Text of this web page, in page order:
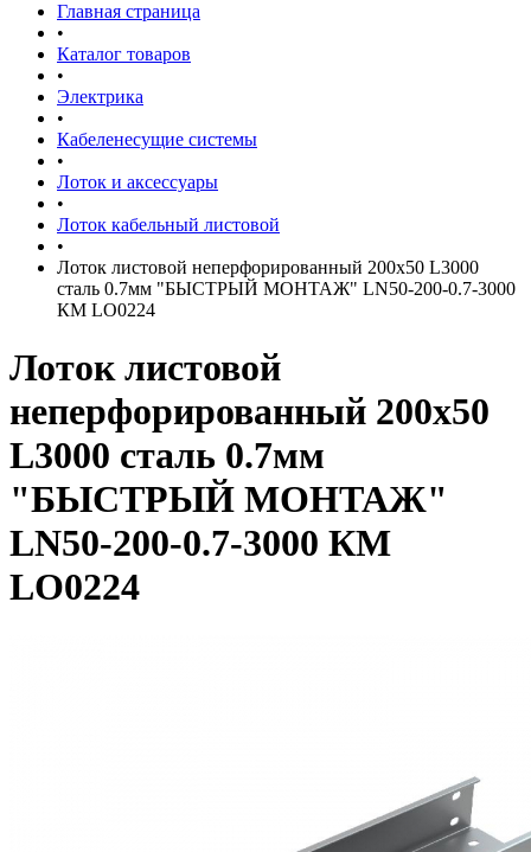
Главная страница
•
Каталог товаров
•
Электрика
•
Кабеленесущие системы
•
Лоток и аксессуары
•
Лоток кабельный листовой
•
Лоток листовой неперфорированный 200х50 L3000
сталь 0.7мм "БЫСТРЫЙ МОНТАЖ" LN50-200-0.7-3000
КМ LO0224
Лоток листовой
неперфорированный 200х50
L3000 сталь 0.7мм
"БЫСТРЫЙ МОНТАЖ"
LN50-200-0.7-3000 КМ
LO0224